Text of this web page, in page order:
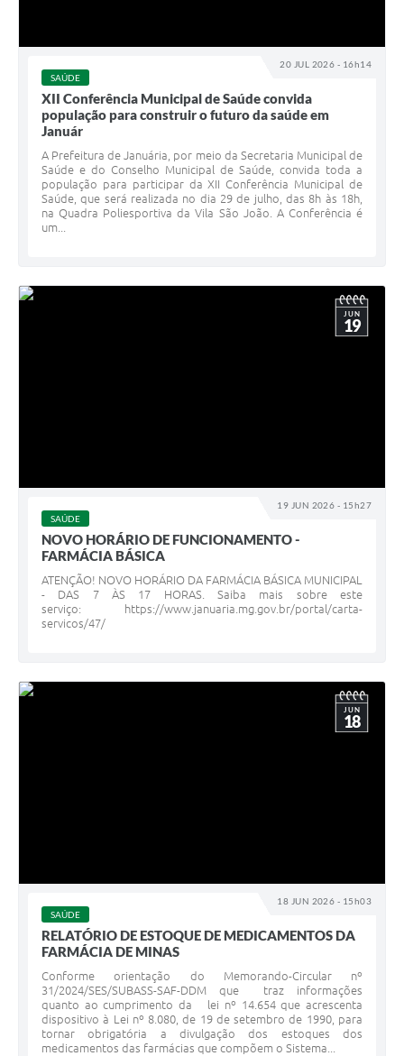
Fotos - Eventos Oficiais
20 JUL 2026 - 16h14
SAÚDE
XII Conferência Municipal de Saúde convida
população para construir o futuro da saúde em
Január
A Prefeitura de Januária, por meio da Secretaria Municipal de
Saúde e do Conselho Municipal de Saúde, convida toda a
população para participar da XII Conferência Municipal de
Saúde, que será realizada no dia 29 de julho, das 8h às 18h,
na Quadra Poliesportiva da Vila São João. A Conferência é
um...
19 JUN 2026 - 15h27
JUN
19
SAÚDE
NOVO HORÁRIO DE FUNCIONAMENTO -
FARMÁCIA BÁSICA
ATENÇÃO! NOVO HORÁRIO DA FARMÁCIA BÁSICA MUNICIPAL
- DAS 7 ÀS 17 HORAS. Saiba mais sobre este
serviço: https://www.januaria.mg.gov.br/portal/carta-
servicos/47/
18 JUN 2026 - 15h03
JUN
18
SAÚDE
RELATÓRIO DE ESTOQUE DE MEDICAMENTOS DA
FARMÁCIA DE MINAS
Conforme orientação do Memorando-Circular nº
31/2024/SES/SUBASS-SAF-DDM que traz informações
quanto ao cumprimento da lei nº 14.654 que acrescenta
dispositivo à Lei nº 8.080, de 19 de setembro de 1990, para
tornar obrigatória a divulgação dos estoques dos
medicamentos das farmácias que compõem o Sistema...